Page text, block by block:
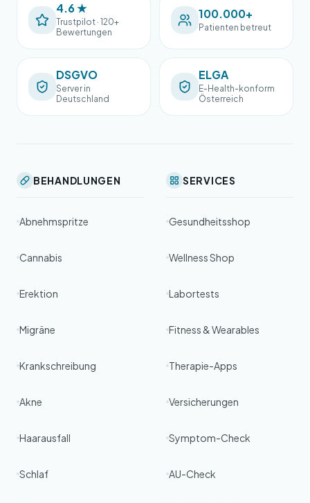
4.6 ★
Trustpilot · 120+
Bewertungen
100.000+
Patienten betreut
DSGVO
Server in
Deutschland
ELGA
E-Health-konform
Österreich
BEHANDLUNGEN
Abnehmspritze
Cannabis
Erektion
Migräne
Krankschreibung
Akne
Haarausfall
Schlaf
SERVICES
Gesundheitsshop
Wellness Shop
Labortests
Fitness & Wearables
Therapie-Apps
Versicherungen
Symptom-Check
AU-Check